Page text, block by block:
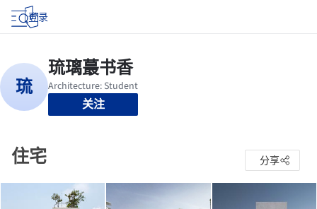
登录
关注
住宅 分享